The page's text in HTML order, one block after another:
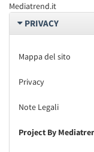
Mediatrend.it
PRIVACY
Mappa del sito
Privacy
Note Legali
Project By